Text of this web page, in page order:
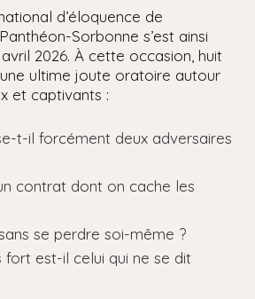
d’éloquence de
Sorbonne s’est ainsi
2026. À cette occasion, huit
ultime joute oratoire autour
et captivants :
t-il forcément deux adversaires
contrat dont on cache les
se perdre soi-même ?
fort est-il celui qui ne se dit